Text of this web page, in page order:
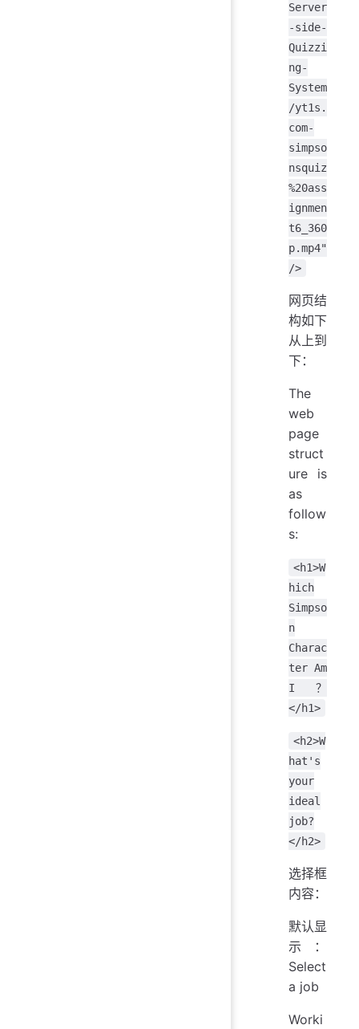
Server
-side-
Quizzi
ng-
System
/yt1s.
com-
simpso
nsquiz
%20ass
ignmen
t6_360
p.mp4"
/>
网页结
构如下
从上到
下：
The
web
page
struct
ure is
as
follow
s:
<h1>W
hich
Simpso
n
Charac
ter Am
I？
</h1>
<h2>W
hat's
your
ideal
job?
</h2>
选择框
内容：
默认显
示：
Select
a job
Worki